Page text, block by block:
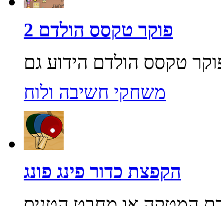
פוקר טקסס הולדם 2
משחקי חשיבה ולוח
הקפצת כדור פינג פונג